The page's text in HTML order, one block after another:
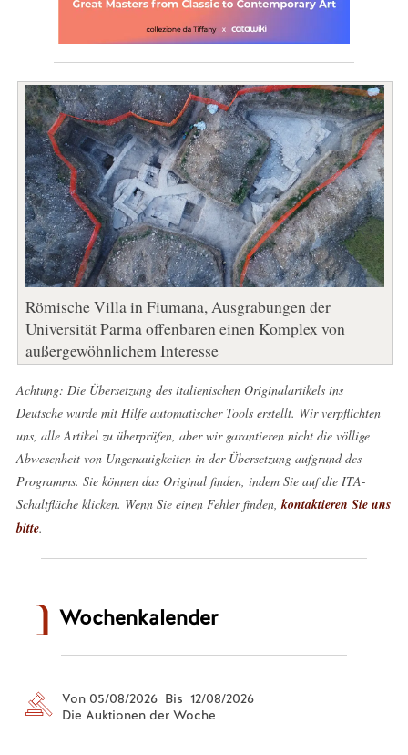
Römische Villa in Fiumana, Ausgrabungen der
Universität Parma offenbaren einen Komplex von
außergewöhnlichem Interesse
Achtung: Die Übersetzung des italienischen Originalartikels ins
Deutsche wurde mit Hilfe automatischer Tools erstellt. Wir verpflichten
uns, alle Artikel zu überprüfen, aber wir garantieren nicht die völlige
Abwesenheit von Ungenauigkeiten in der Übersetzung aufgrund des
Programms. Sie können das Original finden, indem Sie auf die ITA-
Schaltfläche klicken. Wenn Sie einen Fehler finden,kontaktieren Sie uns
bitte.
Wochenkalender
Von 05/08/2026 Bis 12/08/2026
Die Auktionen der Woche